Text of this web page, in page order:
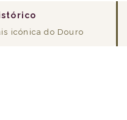
icónica do Douro